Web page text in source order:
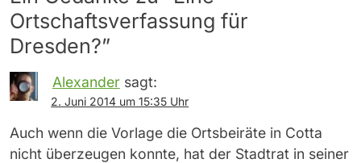
Ortschaftsverfassung für
Dresden?”
Alexander sagt:
2. Juni 2014 um 15:35 Uhr
Auch wenn die Vorlage die Ortsbeiräte in Cotta
nicht überzeugen konnte, hat der Stadtrat in seiner